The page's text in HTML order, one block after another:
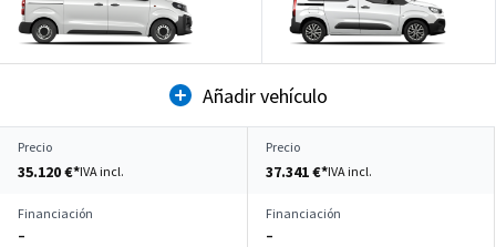
Añadir vehículo
Precio
35.120 €*IVA incl.
Precio
37.341 €*IVA incl.
Financiación
–
Financiación
–